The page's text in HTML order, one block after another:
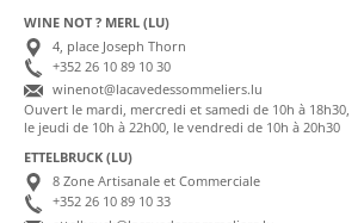
WINE NOT ? MERL (LU)
4, place Joseph Thorn
+352 26 10 89 10 30
winenot@lacavedessommeliers.lu
Ouvert le mardi, mercredi et samedi de 10h à 18h30,
le jeudi de 10h à 22h00, le vendredi de 10h à 20h30
ETTELBRUCK (LU)
8 Zone Artisanale et Commerciale
+352 26 10 89 10 33